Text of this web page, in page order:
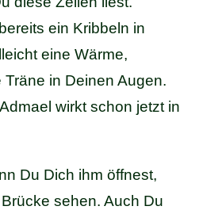
ein Kribbeln in
eine Wärme,
in Deinen Augen.
wirkt schon jetzt in
Du Dich ihm öffnest,
sehen. Auch Du